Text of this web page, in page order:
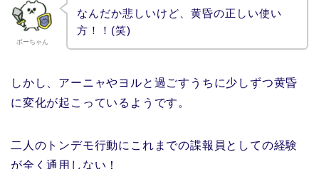
ボーちゃん
なんだか悲しいけど、黄昏の正しい使い
方！！(笑)
しかし、アーニャやヨルと過ごすうちに少しずつ黄昏
に変化が起こっているようです。
二人のトンデモ行動にこれまでの諜報員としての経験
が全く通用しない！